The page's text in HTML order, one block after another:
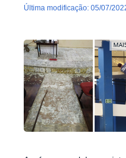
última modificação:05/07/